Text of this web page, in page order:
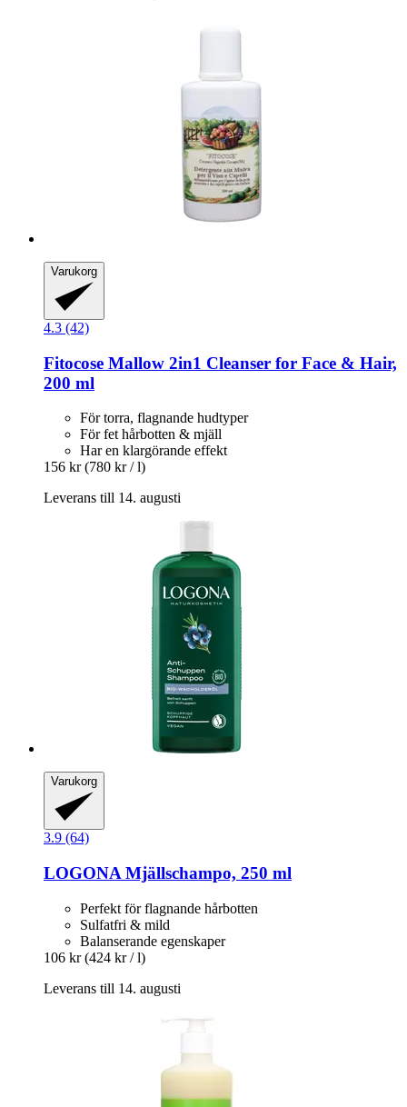
Varukorg
4.3 (42)
Fitocose Mallow 2in1 Cleanser for Face & Hair,
200 ml
För torra, flagnande hudtyper
För fet hårbotten & mjäll
Har en klargörande effekt
156 kr (780 kr / l)
Leverans till 14. augusti
Varukorg
3.9 (64)
LOGONA Mjällschampo, 250 ml
Perfekt för flagnande hårbotten
Sulfatfri & mild
Balanserande egenskaper
106 kr (424 kr / l)
Leverans till 14. augusti